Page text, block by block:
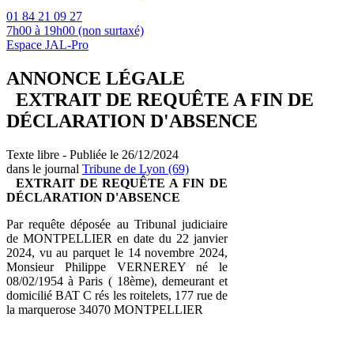
01 84 21 09 27
7h00 à 19h00 (non surtaxé)
Espace JAL-Pro
ANNONCE LÉGALE
EXTRAIT DE REQUÊTE A FIN DE
DÉCLARATION D'ABSENCE
Texte libre - Publiée le 26/12/2024
dans le journal Tribune de Lyon (69)
EXTRAIT DE REQUÊTE A FIN DE
DÉCLARATION D'ABSENCE
Par requête déposée au Tribunal judiciaire
de MONTPELLIER en date du 22 janvier
2024, vu au parquet le 14 novembre 2024,
Monsieur Philippe VERNEREY né le
08/02/1954 à Paris ( 18ème), demeurant et
domicilié BAT C rés les roitelets, 177 rue de
la marquerose 34070 MONTPELLIER